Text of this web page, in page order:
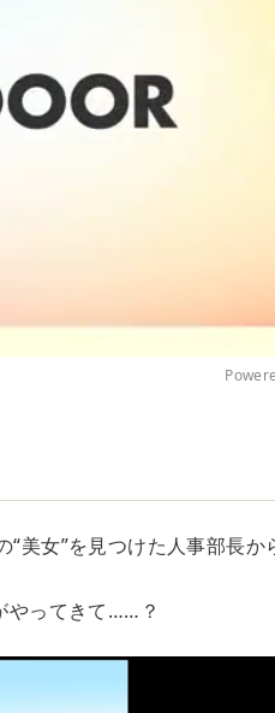
美女”を見つけた人事部長か
やってきて……？